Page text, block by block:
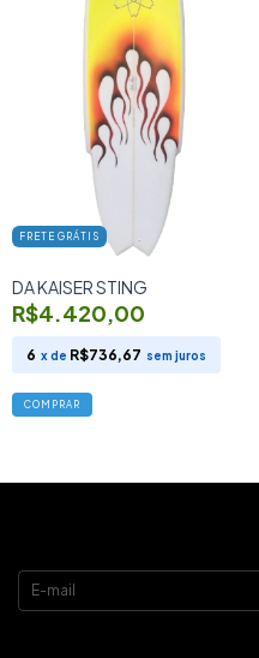
FRETE GRÁTIS
DA KAISER STING
R$4.420,00
6 x de R$736,67 sem juros
COMPRAR